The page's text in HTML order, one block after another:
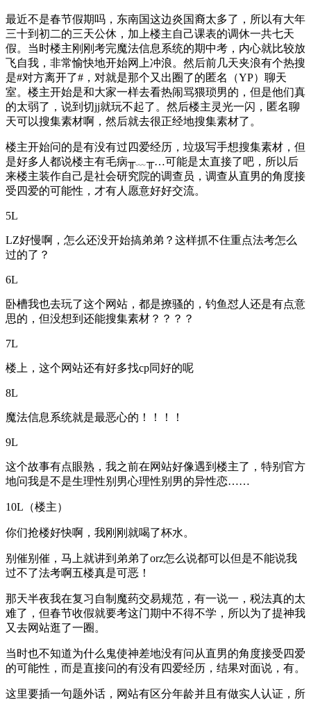
最近不是春节假期吗，东南国这边炎国裔太多了，所以有大年
三十到初二的三天公休，加上楼主自己课表的调休一共七天
假。当时楼主刚刚考完魔法信息系统的期中考，内心就比较放
飞自我，非常愉快地开始网上冲浪。然后前几天夹浪有个热搜
是#对方离开了#，对就是那个又出圈了的匿名（YP）聊天
室。楼主开始是和大家一样去看热闹骂猥琐男的，但是他们真
的太弱了，说到切jj就玩不起了。然后楼主灵光一闪，匿名聊
天可以搜集素材啊，然后就去很正经地搜集素材了。
楼主开始问的是有没有过四爱经历，垃圾写手想搜集素材，但
是好多人都说楼主有毛病╥﹏╥…可能是太直接了吧，所以后
来楼主装作自己是社会研究院的调查员，调查从直男的角度接
受四爱的可能性，才有人愿意好好交流。
5L
LZ好慢啊，怎么还没开始搞弟弟？这样抓不住重点法考怎么
过的了？
6L
卧槽我也去玩了这个网站，都是撩骚的，钓鱼怼人还是有点意
思的，但没想到还能搜集素材？？？？
7L
楼上，这个网站还有好多找cp同好的呢
8L
魔法信息系统就是最恶心的！！！！
9L
这个故事有点眼熟，我之前在网站好像遇到楼主了，特别官方
地问我是不是生理性别男心理性别男的异性恋……
10L（楼主）
你们抢楼好快啊，我刚刚就喝了杯水。
别催别催，马上就讲到弟弟了orz怎么说都可以但是不能说我
过不了法考啊五楼真是可恶！
那天半夜我在复习自制魔药交易规范，有一说一，税法真的太
难了，但春节收假就要考这门期中不得不学，所以为了提神我
又去网站逛了一圈。
当时也不知道为什么鬼使神差地没有问从直男的角度接受四爱
的可能性，而是直接问的有没有四爱经历，结果对面说，有。
这里要插一句题外话，网站有区分年龄并且有做实人认证，所